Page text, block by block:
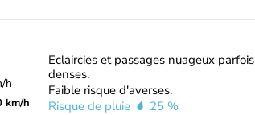
h
km/h
Eclaircies et passages nuageux parfois
denses.
Faible risque d'averses.
Risque de pluie
25 %